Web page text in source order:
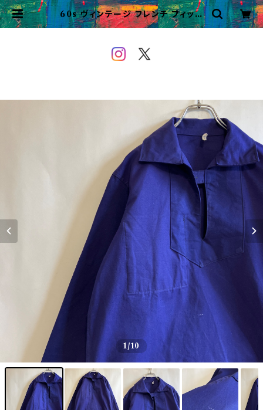
60s ヴィンテージ フレンチ フィッシ
ャーマンシャツ プルオーバー ビンテ
1/10